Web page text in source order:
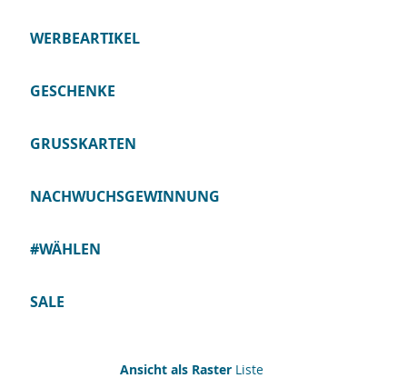
Ansicht als Raster Liste
WERBEARTIKEL
GESCHENKE
GRUSSKARTEN
NACHWUCHSGEWINNUNG
#WÄHLEN
SALE